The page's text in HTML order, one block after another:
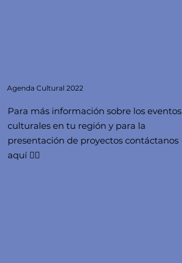
Agenda Cultural 2022
Para más información sobre los eventos
culturales en tu región y para la
presentación de proyectos contáctanos
aquí 👇🏻